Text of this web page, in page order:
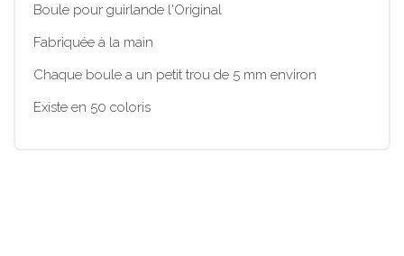
Boule pour guirlande l'Original
Fabriquée à la main
Chaque boule a un petit trou de 5 mm environ
Existe en 50 coloris